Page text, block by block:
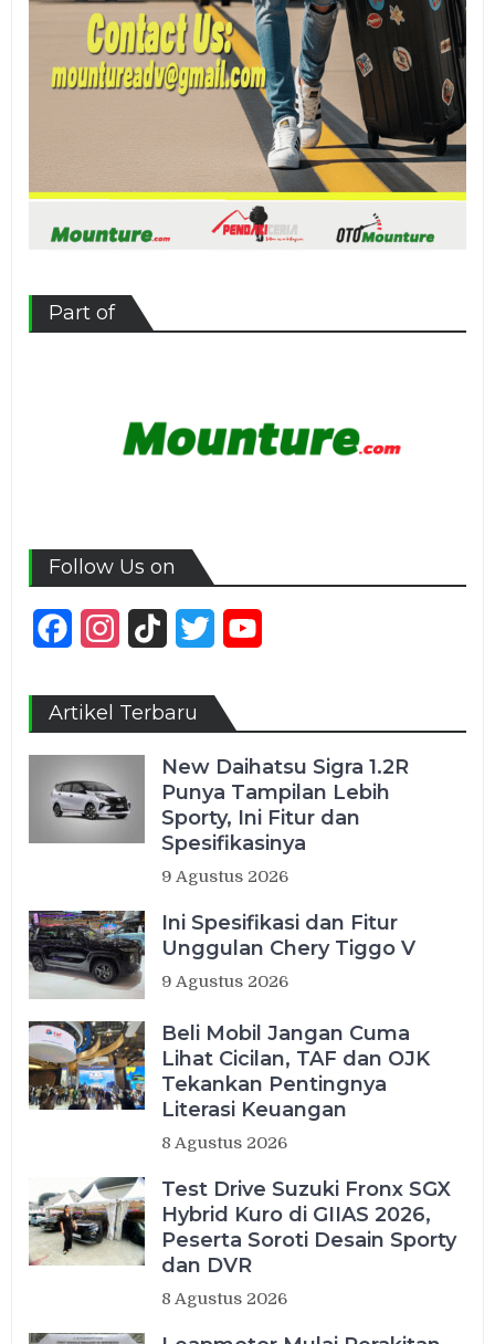
Part of
Follow Us on
FacebookInstagram
TikTok Twitter
Artikel Terbaru
New Daihatsu Sigra 1.2R
Punya Tampilan Lebih
Sporty, Ini Fitur dan
Spesifikasinya
9 Agustus 2026
Ini Spesifikasi dan Fitur
Unggulan Chery Tiggo V
9 Agustus 2026
Beli Mobil Jangan Cuma
Lihat Cicilan, TAF dan OJK
Tekankan Pentingnya
Literasi Keuangan
8 Agustus 2026
Test Drive Suzuki Fronx SGX
Hybrid Kuro di GIIAS 2026,
Peserta Soroti Desain Sporty
dan DVR
8 Agustus 2026